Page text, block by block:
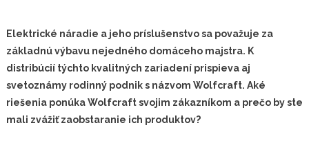
Elektrické náradie a jeho príslušenstvo sa považuje za
základnú výbavu nejedného domáceho majstra. K
distribúcií týchto kvalitných zariadení prispieva aj
svetoznámy rodinný podnik s názvom Wolfcraft. Aké
riešenia ponúka Wolfcraft svojim zákazníkom a prečo by ste
mali zvážiť zaobstaranie ich produktov?